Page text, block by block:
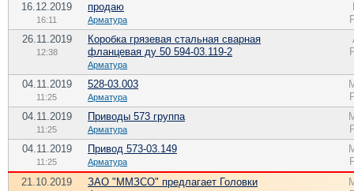
16.12.2019
16:11
продаю
Арматура
26.11.2019
12:38
Коробка грязевая стальная сварная
фланцевая ду 50 594-03.119-2
Арматура
04.11.2019
11:25
528-03.003
Арматура
04.11.2019
11:25
Приводы 573 группа
Арматура
04.11.2019
11:25
Привод 573-03.149
Арматура
21.10.2019
ЗАО "ММЗСО" предлагает Головки